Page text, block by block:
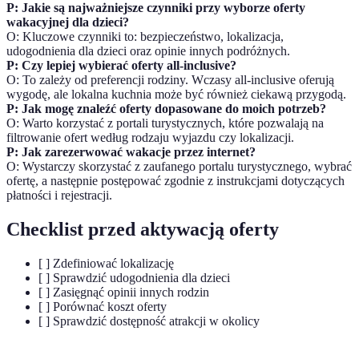
P: Jakie są najważniejsze czynniki przy wyborze oferty
wakacyjnej dla dzieci?
O: Kluczowe czynniki to: bezpieczeństwo, lokalizacja,
udogodnienia dla dzieci oraz opinie innych podróżnych.
P: Czy lepiej wybierać oferty all-inclusive?
O: To zależy od preferencji rodziny. Wczasy all-inclusive oferują
wygodę, ale lokalna kuchnia może być również ciekawą przygodą.
P: Jak mogę znaleźć oferty dopasowane do moich potrzeb?
O: Warto korzystać z portali turystycznych, które pozwalają na
filtrowanie ofert według rodzaju wyjazdu czy lokalizacji.
P: Jak zarezerwować wakacje przez internet?
O: Wystarczy skorzystać z zaufanego portalu turystycznego, wybrać
ofertę, a następnie postępować zgodnie z instrukcjami dotyczących
płatności i rejestracji.
Checklist przed aktywacją oferty
[ ] Zdefiniować lokalizację
[ ] Sprawdzić udogodnienia dla dzieci
[ ] Zasięgnąć opinii innych rodzin
[ ] Porównać koszt oferty
[ ] Sprawdzić dostępność atrakcji w okolicy